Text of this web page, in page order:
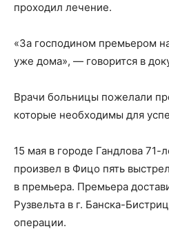
проходил лечение.
«За господином премьером
уже дома», — говорится в
Врачи больницы пожелали
которые необходимы для
15 мая в городе Гандлова
произвел в Фицо пять
в премьера. Премьера
Рузвельта в г. Банска-
операции.